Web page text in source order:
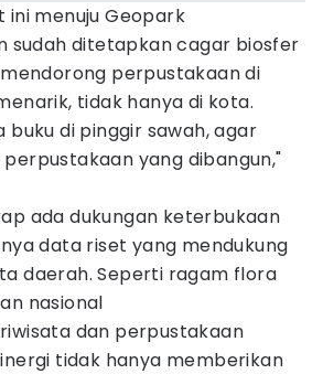
ini menuju Geopark
sudah ditetapkan cagar biosfer
perpustakaan di
tidak hanya di kota.
buku di pinggir sawah, agar
yang dibangun,"
ada dukungan keterbukaan
data riset yang mendukung
daerah. Seperti ragam flora
nasional
dan perpustakaan
tidak hanya memberikan